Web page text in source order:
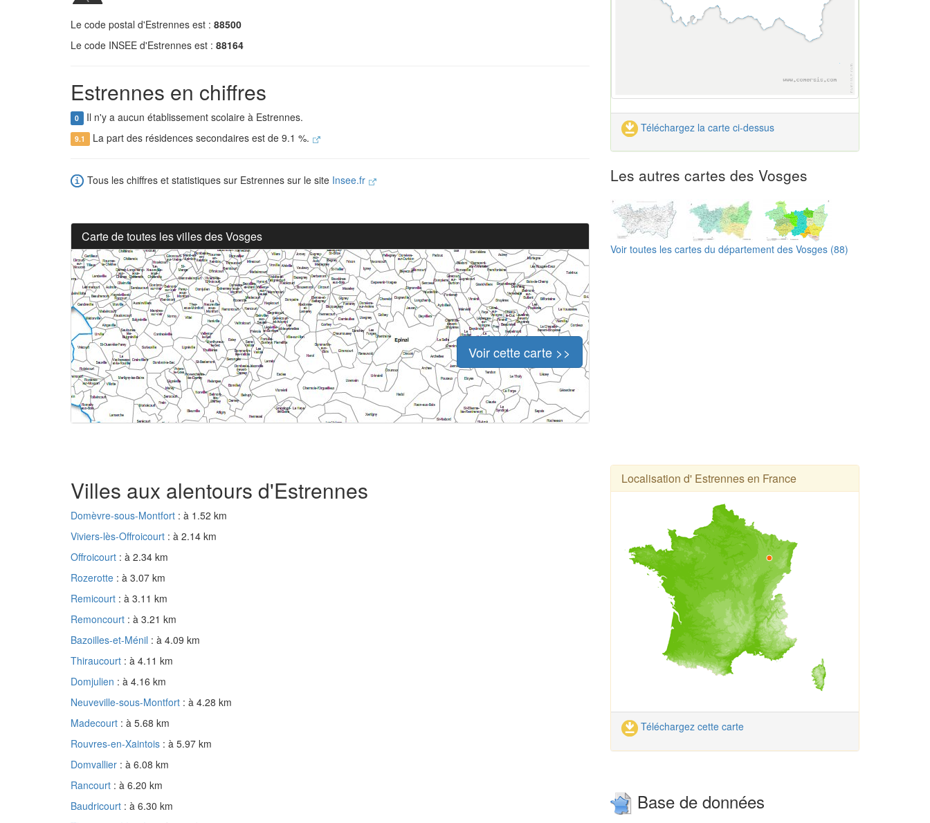
Le code postal d'Estrennes est : 88500
Le code INSEE d'Estrennes est : 88164
Estrennes en chiffres
0 Il n'y a aucun établissement scolaire à Estrennes.
9.1 La part des résidences secondaires est de 9.1 %.
Tous les chiffres et statistiques sur Estrennes sur le site Insee.fr
Carte de toutes les villes des Vosges
Voir cette carte >>
Téléchargez la carte ci-dessus
Les autres cartes des Vosges
Voir toutes les cartes du département des Vosges (88)
Villes aux alentours d'Estrennes
Domèvre-sous-Montfort : à 1.52 km
Viviers-lès-Offroicourt : à 2.14 km
Offroicourt : à 2.34 km
Rozerotte : à 3.07 km
Remicourt : à 3.11 km
Remoncourt : à 3.21 km
Bazoilles-et-Ménil : à 4.09 km
Thiraucourt : à 4.11 km
Domjulien : à 4.16 km
Neuveville-sous-Montfort : à 4.28 km
Madecourt : à 5.68 km
Rouvres-en-Xaintois : à 5.97 km
Domvallier : à 6.08 km
Rancourt : à 6.20 km
Baudricourt : à 6.30 km
Localisation d' Estrennes en France
Téléchargez cette carte
Base de données